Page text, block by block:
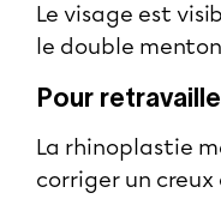
Le visage est
le double
Pour
La rhinoplastie
corriger un creux